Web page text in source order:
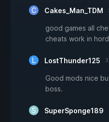
Cakes_Man_TDM
good games all
cheats work in
LostThunder125
Good mods nice
boss.
SuperSponge189